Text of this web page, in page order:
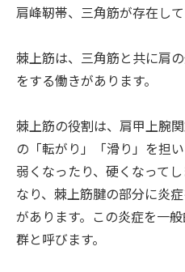
肩峰靭帯、三角筋が存在して
棘上筋は、三角筋と共に肩
をする働きがあります。
棘上筋の役割は、肩甲上腕
の「転がり」「滑り」を担
弱くなったり、硬くなって
なり、棘上筋腱の部分に炎
があります。この炎症を一
群と呼びます。